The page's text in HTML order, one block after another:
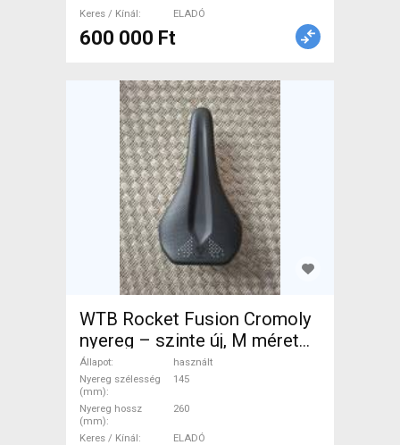
Keres / Kínál
ELADÓ
600 000 Ft
WTB Rocket Fusion Cromoly
nyereg – szinte új, M méret
eladó WTB Rocket Fusion
Cromoly - M Mountain Bike
Alkatrész, MTB Nyereg /
Nyeregcső használt ELADÓ
Állapot
használt
Nyereg szélesség
(mm)
145
Nyereg hossz
(mm)
260
Keres / Kínál ELADÓ